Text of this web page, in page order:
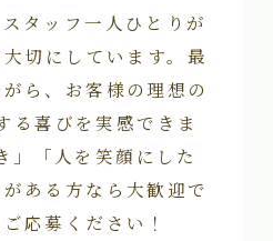
タッフ一人ひとりが
切にしています。最
ら、お客様の理想の
る喜びを実感できま
」「人を笑顔にした
ある方なら大歓迎で
応募ください！